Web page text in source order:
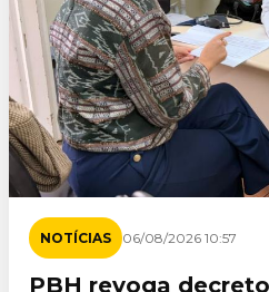
NOTÍCIAS 06/08/2026 10:57
PBH revoga